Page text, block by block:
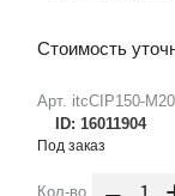
Арт. itcCIP150-M20
ID: 16011904
Стоимость
Под заказ
Кол-во